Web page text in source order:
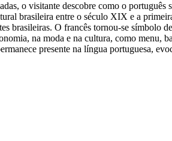
o visitante descobre como o
brasileira entre o século XIX e a
brasileiras. O francês tornou-se símbolo
na moda e na cultura, como menu,
presente na língua portuguesa,